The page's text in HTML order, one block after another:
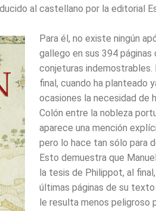
al castellano por la editorial
Para él, no existe ningún
gallego en sus 394
conjeturas indemostrables.
final, cuando ha planteado
ocasiones la necesidad de
Colón entre la nobleza
aparece una mención
pero lo hace tan sólo para
Esto demuestra que
la tesis de Philippot, al
últimas páginas de su
le resulta menos peligroso